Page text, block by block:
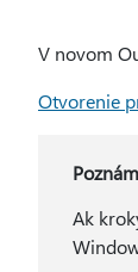
V novom
Otvorenie
Ak